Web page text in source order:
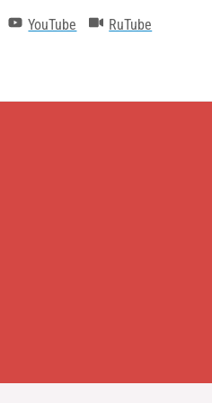
YouTube
RuTube